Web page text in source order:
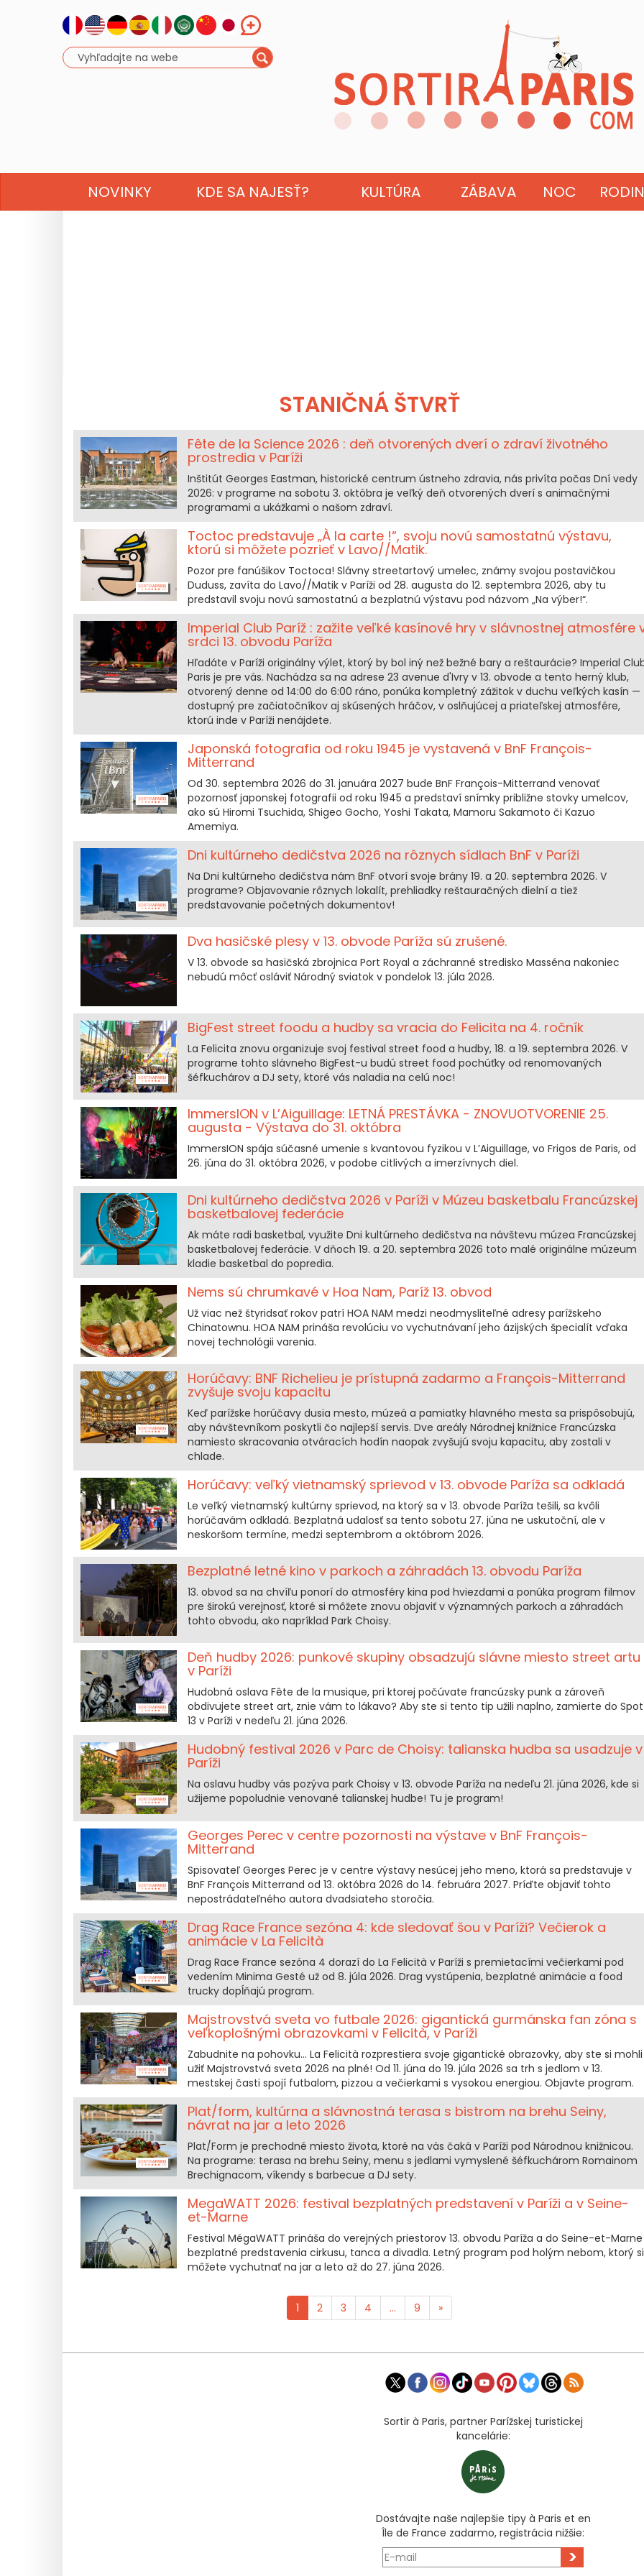
NOVINKY KDE SA NAJESŤ? KULTÚRA ZÁBAVA NOC
STANIČNÁ ŠTVRŤ
Fête de la Science 2026 : deň otvorených dverí o zdraví životného
prostredia v Paríži
Inštitút Georges Eastman, historické centrum ústneho zdravia, nás privíta počas Dní vedy
2026: v programe na sobotu 3. októbra je veľký deň otvorených dverí s animačnými
programami a ukážkami o našom zdraví.
Toctoc predstavuje „À la carte !“, svoju novú samostatnú výstavu,
ktorú si môžete pozrieť v Lavo//Matik.
Pozor pre fanúšikov Toctoca! Slávny streetartový umelec, známy svojou postavičkou
Duduss, zavíta do Lavo//Matik v Paríži od 28. augusta do 12. septembra 2026, aby tu
predstavil svoju novú samostatnú a bezplatnú výstavu pod názvom „Na výber!“.
Imperial Club Paríž : zažite veľké kasínové hry v slávnostnej atmosfére
srdci 13. obvodu Paríža
Hľadáte v Paríži originálny výlet, ktorý by bol iný než bežné bary a reštaurácie? Imperial
Paris je pre vás. Nachádza sa na adrese 23 avenue d'Ivry v 13. obvode a tento herný klub,
otvorený denne od 14:00 do 6:00 ráno, ponúka kompletný zážitok v duchu veľkých kasín —
dostupný pre začiatočníkov aj skúsených hráčov, v oslňujúcej a priateľskej atmosfére,
ktorú inde v Paríži nenájdete.
Japonská fotografia od roku 1945 je vystavená v BnF François-
Mitterrand
Od 30. septembra 2026 do 31. januára 2027 bude BnF François-Mitterrand venovať
pozornosť japonskej fotografii od roku 1945 a predstaví snímky približne stovky umelcov,
ako sú Hiromi Tsuchida, Shigeo Gocho, Yoshi Takata, Mamoru Sakamoto či Kazuo
Amemiya.
Dni kultúrneho dedičstva 2026 na rôznych sídlach BnF v Paríži
Na Dni kultúrneho dedičstva nám BnF otvorí svoje brány 19. a 20. septembra 2026. V
programe? Objavovanie rôznych lokalít, prehliadky reštauračných dielní a tiež
predstavovanie početných dokumentov!
Dva hasičské plesy v 13. obvode Paríža sú zrušené.
V 13. obvode sa hasičská zbrojnica Port Royal a záchranné stredisko Masséna nakoniec
nebudú môcť osláviť Národný sviatok v pondelok 13. júla 2026.
BigFest street foodu a hudby sa vracia do Felicita na 4. ročník
La Felicita znovu organizuje svoj festival street food a hudby, 18. a 19. septembra 2026. V
programe tohto slávneho BigFest-u budú street food pochúťky od renomovaných
šéfkuchárov a DJ sety, ktoré vás naladia na celú noc!
ImmersION v L’Aiguillage: LETNÁ PRESTÁVKA - ZNOVUOTVORENIE 25.
augusta - Výstava do 31. októbra
ImmersION spája súčasné umenie s kvantovou fyzikou v L’Aiguillage, vo Frigos de Paris, od
26. júna do 31. októbra 2026, v podobe citlivých a imerzívnych diel.
Dni kultúrneho dedičstva 2026 v Paríži v Múzeu basketbalu Francúzskej
basketbalovej federácie
Ak máte radi basketbal, využite Dni kultúrneho dedičstva na návštevu múzea Francúzskej
basketbalovej federácie. V dňoch 19. a 20. septembra 2026 toto malé originálne múzeum
kladie basketbal do popredia.
Nems sú chrumkavé v Hoa Nam, Paríž 13. obvod
Už viac než štyridsať rokov patrí HOA NAM medzi neodmysliteľné adresy parížskeho
Chinatownu. HOA NAM prináša revolúciu vo vychutnávaní jeho ázijských špecialít vďaka
novej technológii varenia.
Horúčavy: BNF Richelieu je prístupná zadarmo a François-Mitterrand
zvyšuje svoju kapacitu
Keď parížske horúčavy dusia mesto, múzeá a pamiatky hlavného mesta sa prispôsobujú,
aby návštevníkom poskytli čo najlepší servis. Dve areály Národnej knižnice Francúzska
namiesto skracovania otváracích hodín naopak zvyšujú svoju kapacitu, aby zostali v
chlade.
Horúčavy: veľký vietnamský sprievod v 13. obvode Paríža sa odkladá
Le veľký vietnamský kultúrny sprievod, na ktorý sa v 13. obvode Paríža tešili, sa kvôli
horúčavám odkladá. Bezplatná udalosť sa tento sobotu 27. júna ne uskutoční, ale v
neskoršom termíne, medzi septembrom a októbrom 2026.
Bezplatné letné kino v parkoch a záhradách 13. obvodu Paríža
13. obvod sa na chvíľu ponorí do atmosféry kina pod hviezdami a ponúka program filmov
pre širokú verejnosť, ktoré si môžete znovu objaviť v významných parkoch a záhradách
tohto obvodu, ako napríklad Park Choisy.
Deň hudby 2026: punkové skupiny obsadzujú slávne miesto street artu
v Paríži
Hudobná oslava Fête de la musique, pri ktorej počúvate francúzsky punk a zároveň
obdivujete street art, znie vám to lákavo? Aby ste si tento tip užili naplno, zamierte do Spot
13 v Paríži v nedeľu 21. júna 2026.
Hudobný festival 2026 v Parc de Choisy: talianska hudba sa usadzuje v
Paríži
Na oslavu hudby vás pozýva park Choisy v 13. obvode Paríža na nedeľu 21. júna 2026, kde si
užijeme popoludnie venované talianskej hudbe! Tu je program!
Georges Perec v centre pozornosti na výstave v BnF François-
Mitterrand
Spisovateľ Georges Perec je v centre výstavy nesúcej jeho meno, ktorá sa predstavuje v
BnF François Mitterrand od 13. októbra 2026 do 14. februára 2027. Príďte objaviť tohto
nepostrádateľného autora dvadsiateho storočia.
Drag Race France sezóna 4: kde sledovať šou v Paríži? Večierok a
animácie v La Felicità
Drag Race France sezóna 4 dorazí do La Felicità v Paríži s premietacími večierkami pod
vedením Minima Gesté už od 8. júla 2026. Drag vystúpenia, bezplatné animácie a food
trucky dopĺňajú program.
Majstrovstvá sveta vo futbale 2026: gigantická gurmánska fan zóna s
veľkoplošnými obrazovkami v Felicità, v Paríži
Zabudnite na pohovku... La Felicità rozprestiera svoje gigantické obrazovky, aby ste si mohli
užiť Majstrovstvá sveta 2026 na plné! Od 11. júna do 19. júla 2026 sa trh s jedlom v 13.
mestskej časti spojí futbalom, pizzou a večierkami s vysokou energiou. Objavte program.
Plat/form, kultúrna a slávnostná terasa s bistrom na brehu Seiny,
návrat na jar a leto 2026
Plat/Form je prechodné miesto života, ktoré na vás čaká v Paríži pod Národnou knižnicou.
Na programe: terasa na brehu Seiny, menu s jedlami vymyslené šéfkuchárom Romainom
Brechignacom, víkendy s barbecue a DJ sety.
MegaWATT 2026: festival bezplatných predstavení v Paríži a v Seine-
et-Marne
Festival MégaWATT prináša do verejných priestorov 13. obvodu Paríža a do Seine-et-Marne
bezplatné predstavenia cirkusu, tanca a divadla. Letný program pod holým nebom, ktorý si
môžete vychutnať na jar a leto až do 27. júna 2026.
1 2 3 4 ... 9 »
Sortir à Paris, partner Parížskej turistickej
kancelárie:
Dostávajte naše najlepšie tipy à Paris et en
Île de France zadarmo, registrácia nižšie:
>